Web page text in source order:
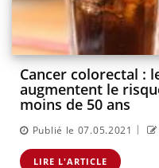
Cancer colorectal :
augmentent le
moins de 50 ans
Publié le 07.05.2021 |
LIRE L'ARTICLE